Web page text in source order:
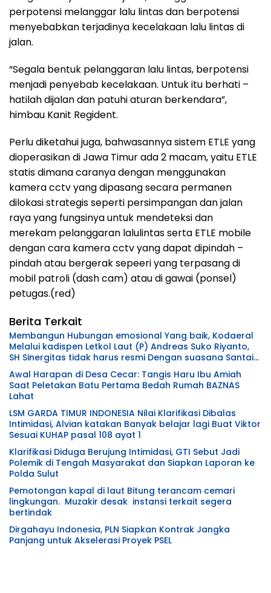
perpotensi melanggar lalu lintas dan berpotensi
menyebabkan terjadinya kecelakaan lalu lintas di
jalan.
“Segala bentuk pelanggaran lalu lintas, berpotensi
menjadi penyebab kecelakaan. Untuk itu berhati –
hatilah dijalan dan patuhi aturan berkendara”,
himbau Kanit Regident.
Perlu diketahui juga, bahwasannya sistem ETLE yang
dioperasikan di Jawa Timur ada 2 macam, yaitu ETLE
statis dimana caranya dengan menggunakan
kamera cctv yang dipasang secara permanen
dilokasi strategis seperti persimpangan dan jalan
raya yang fungsinya untuk mendeteksi dan
merekam pelanggaran lalulintas serta ETLE mobile
dengan cara kamera cctv yang dapat dipindah –
pindah atau bergerak sepeeri yang terpasang di
mobil patroli (dash cam) atau di gawai (ponsel)
petugas.(red)
Berita Terkait
Membangun Hubungan emosional Yang baik, Kodaeral
Melalui kadispen Letkol Laut (P) Andreas Suko Riyanto,
SH Sinergitas tidak harus resmi Dengan suasana Santai
lebih Dekat Dan Harmonis.
Awal Harapan di Desa Cecar: Tangis Haru Ibu Amiah
Saat Peletakan Batu Pertama Bedah Rumah BAZNAS
Lahat
LSM GARDA TIMUR INDONESIA Nilai Klarifikasi Dibalas
Intimidasi, Alvian katakan Banyak belajar lagi Buat Viktor
Sesuai KUHAP pasal 108 ayat 1
Klarifikasi Diduga Berujung Intimidasi, GTI Sebut Jadi
Polemik di Tengah Masyarakat dan Siapkan Laporan ke
Polda Sulut
Pemotongan kapal di laut Bitung terancam cemari
lingkungan. Muzakir desak instansi terkait segera
bertindak
Dirgahayu Indonesia, PLN Siapkan Kontrak Jangka
Panjang untuk Akselerasi Proyek PSEL